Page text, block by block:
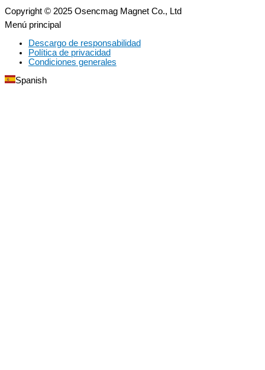
Copyright © 2025 Osencmag Magnet Co., Ltd
Menú principal
Descargo de responsabilidad
Política de privacidad
Condiciones generales
Spanish